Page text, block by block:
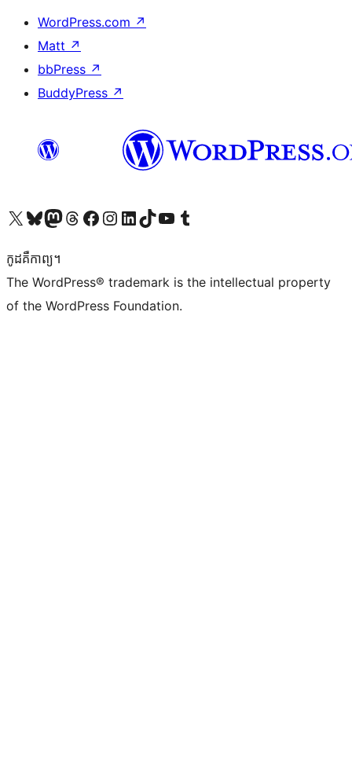
WordPress.com ↗
Matt ↗
bbPress ↗
BuddyPress ↗
Visit our X (formerly Twitter) account
Visit our Bluesky account
Visit our Mastodon account
Visit our Threads account
Visit our Facebook page
Visit our Instagram account
Visit our LinkedIn account
Visit our TikTok account
Visit our YouTube channel
Visit our Tumblr account
កូដ​គឺកាព្យ។
The WordPress® trademark is the intellectual property
of the WordPress Foundation.